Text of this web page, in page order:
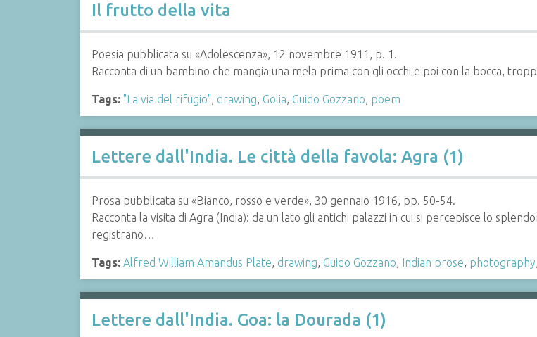
Il frutto della vita
Poesia pubblicata su «Adolescenza», 12 novembre 1911, p. 1.
Racconta di un bambino che mangia una mela prima con gli occhi e poi con la bocca,
Tags: "La via del rifugio", drawing, Golia, Guido Gozzano, poem
Lettere dall'India. Le città della favola: Agra (1)
Prosa pubblicata su «Bianco, rosso e verde», 30 gennaio 1916, pp. 50-54.
Racconta la visita di Agra (India): da un lato gli antichi palazzi in cui si percepisce lo
registrano…
Tags: Alfred William Amandus Plate, drawing, Guido Gozzano, Indian prose, photography,
Lettere dall'India. Goa: la Dourada (1)